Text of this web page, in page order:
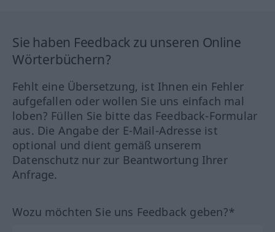
Sie haben Feedback zu unseren Online
Wörterbüchern?
Fehlt eine Übersetzung, ist Ihnen ein Fehler
aufgefallen oder wollen Sie uns einfach mal
loben? Füllen Sie bitte das Feedback-Formular
aus. Die Angabe der E-Mail-Adresse ist
optional und dient gemäß unserem
Datenschutz nur zur Beantwortung Ihrer
Anfrage.
Wozu möchten Sie uns Feedback geben?*